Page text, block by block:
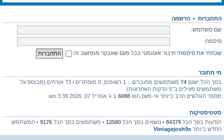
התחברות • הרשמה
שם משתמש:
סיסמה:
שכחתי את סיסמתי חיבור אוטומטי בכל פעם שאבקר ממחשב זה
מי מחובר
בסך הכל ישנם 74
משתמשים מחוברים :: 1 רשומים, 0 מוסתרים ו 73 אורחים (מבוסס על
משתמשים פעילים ב־5 הדקות האחרונות)
מספר הגולשים הרב ביותר אי-פעם הוא 6088 ב ג' אפריל 07, 2026 3:39 am
סטטיסטיקות
הודעות בסך הכל 84379 • נושאים בסך הכל 12580 • משתמשים בסך הכל 9176 • המשתמש
החדש ביותר Vintagejosh9x